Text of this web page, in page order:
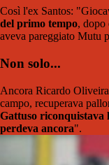
Così l'ex Santos:
del primo tempo, dopo
aveva pareggiato Mutu
Non solo...
Ancora Ricardo
campo, recuperava
Gattuso riconquistava
perdeva ancora".